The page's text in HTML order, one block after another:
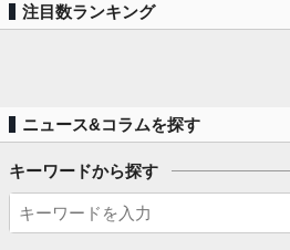
注目数ランキング
ニュース&コラムを探す
キーワードから探す